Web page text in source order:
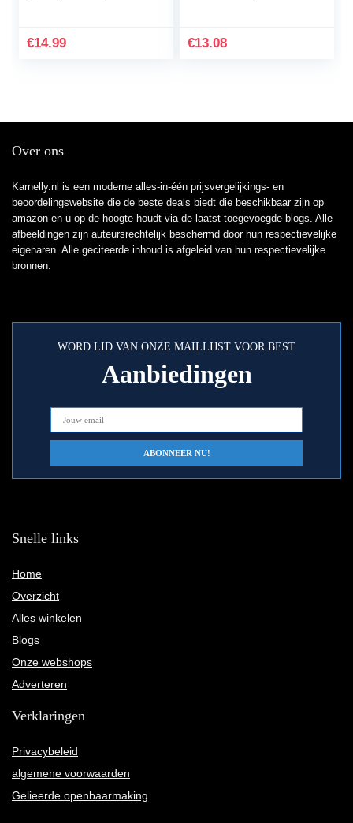
zelfklevend,
€14.99 €13.08
Over ons
Karnelly.nl is een moderne alles-in-één prijsvergelijkings- en
beoordelingswebsite die de beste deals biedt die beschikbaar zijn op
amazon en u op de hoogte houdt via de laatst toegevoegde blogs. Alle
afbeeldingen zijn auteursrechtelijk beschermd door hun respectievelijke
eigenaren. Alle geciteerde inhoud is afgeleid van hun respectievelijke
bronnen.
WORD LID VAN ONZE MAILLIJST VOOR BEST
Aanbiedingen
Snelle links
Home
Overzicht
Alles winkelen
Blogs
Onze webshops
Adverteren
Verklaringen
Privacybeleid
algemene voorwaarden
Gelieerde openbaarmaking